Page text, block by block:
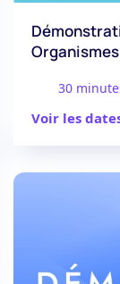
30
Voir les